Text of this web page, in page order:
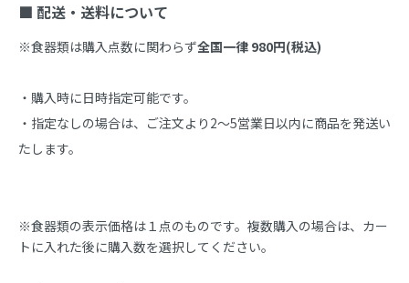
■ 配送・送料について
※食器類は購入点数に関わらず全国一律 980円(税込)
・購入時に日時指定可能です。
・指定なしの場合は、ご注文より2～5営業日以内に商品を発送い
たします。
※食器類の表示価格は１点のものです。複数購入の場合は、カー
トに入れた後に購入数を選択してください。